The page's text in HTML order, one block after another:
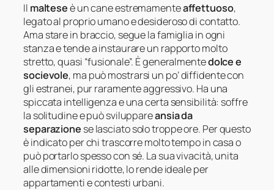
Il malteseè un cane estremamenteaffettuoso,
legato al proprio umano e desideroso di contatto.
Ama stare in braccio, segue la famiglia in ogni
stanza e tende a instaurare un rapporto molto
stretto, quasi “fusionale”. È generalmentedolce e
socievole, ma può mostrarsi un po’ diffidente con
gli estranei, pur raramente aggressivo. Ha una
spiccata intelligenza e una certa sensibilità: soffre
la solitudine e può sviluppareansia da
separazione se lasciato solo troppe ore. Per questo
è indicato per chi trascorre molto tempo in casa o
può portarlo spesso con sé. La sua vivacità, unita
alle dimensioni ridotte, lo rende ideale per
appartamenti e contesti urbani.